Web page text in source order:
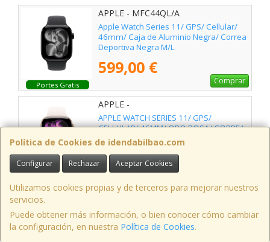
Portes Gratis
APPLE - MFC44QL/A
Apple Watch Series 11/ GPS/ Cellular/
46mm/ Caja de Aluminio Negra/ Correa
Deportiva Negra M/L
599,00 €
Comprar
APPLE -
APPLE WATCH SERIES 11/ GPS/
CELLULAR/ 46MM/ ORO ROSA/ CORREA
DEPORTIVA ROSA RUBOR M/L
599,00 €
APPLE - MD4J4TY/A
Apple iPad 2025 11th Wifi/ A16 Bionic/
256GB/ Amarillo
Política de Cookies de idendabilbao.com
Configurar Rechazar Aceptar Cookies
Utilizamos cookies propias y de terceros para mejorar nuestros
servicios.
Puede obtener más información, o bien conocer cómo cambiar
la configuración, en nuestra Política de Cookies.